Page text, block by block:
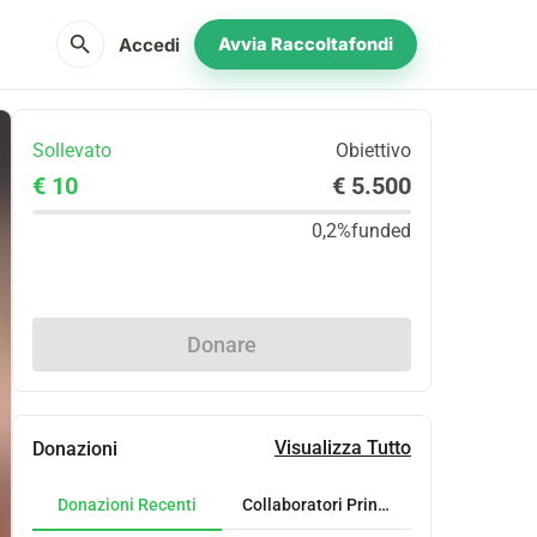
search Accedi Avvia Raccoltafondi
Sollevato Obiettivo
€ 10 € 5.500
0,2%funded
Donare
Donazioni Visualizza Tutto
Donazioni Recenti Collaboratori Principali